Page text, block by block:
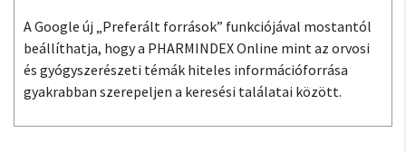
A Google új „Preferált források” funkciójával mostantól
beállíthatja, hogy a PHARMINDEX Online mint az orvosi
és gyógyszerészeti témák hiteles információforrása
gyakrabban szerepeljen a keresési találatai között.